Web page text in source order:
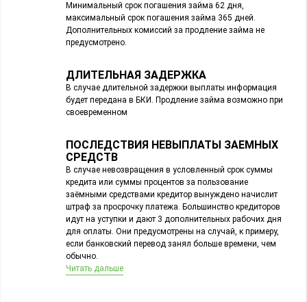
Минимальный срок погашения займа 62 дня,
максимальный срок погашения займа 365 дней.
Дополнительных комиссий за продление займа не
предусмотрено.
ДЛИТЕЛЬНАЯ ЗАДЕРЖКА
В случае длительной задержки выплаты информация
будет передана в БКИ. Продление займа возможно при
своевременном
ПОСЛЕДСТВИЯ НЕВЫПЛАТЫ ЗАЕМНЫХ
СРЕДСТВ
В случае невозвращения в условленный срок суммы
кредита или суммы процентов за пользование
заёмными средствами кредитор вынуждено начислит
штраф за просрочку платежа. Большинство кредиторов
идут на уступки и дают 3 дополнительных рабочих дня
для оплаты. Они предусмотрены на случай, к примеру,
если банковский перевод занял больше времени, чем
обычно.
Читать дальше